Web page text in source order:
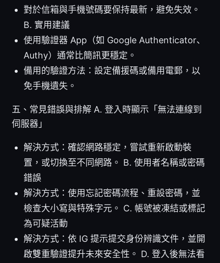
對於信箱與手機號碼要保持最新，避免失效。
B. 實用建議
使用驗證器 App（如 Google Authenticator、
Authy）通常比簡訊更穩定。
備用的驗證方法：設定備援碼或備用電郵，以
免手機遺失。
五、常見錯誤與排解 A. 登入時顯示「無法連線到
伺服器」
解決方式：確認網路穩定，嘗試重新啟動裝
置，或切換至不同網路。 B. 使用者名稱或密碼
錯誤
解決方式：使用忘記密碼流程、重設密碼，並
檢查大小寫與特殊字元。 C. 帳號被凍結或標記
為可疑活動
解決方式：依 IG 提示提交身份辨識文件，並開
啟雙重驗證提升未來安全性。 D. 登入後無法看